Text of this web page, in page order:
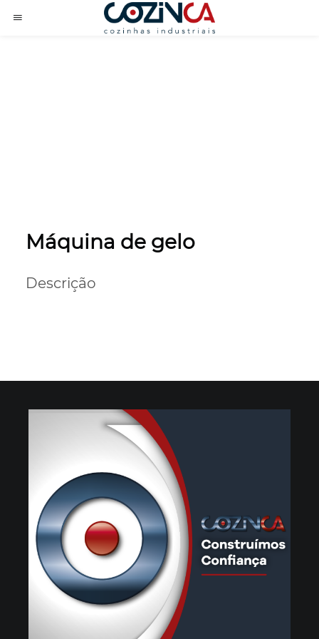
Máquina de gelo
Descrição